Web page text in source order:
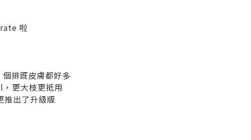
啦
排既皮膚都好多
更大枝更抵用
出了升級版